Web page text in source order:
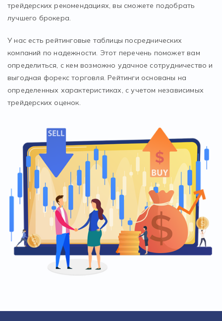
трейдерских рекомендациях, вы сможете подобрать
лучшего брокера.
У нас есть рейтинговые таблицы посреднических
компаний по надежности. Этот перечень поможет вам
определиться, с кем возможно удачное сотрудничество и
выгодная форекс торговля. Рейтинги основаны на
определенных характеристиках, с учетом независимых
трейдерских оценок.